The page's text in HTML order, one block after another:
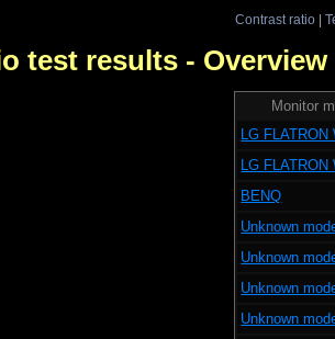
Contrast ratio|
test results - Overview
Monitor
LG FLATRON
LG FLATRON
BENQ
Unknown
Unknown
Unknown
Unknown